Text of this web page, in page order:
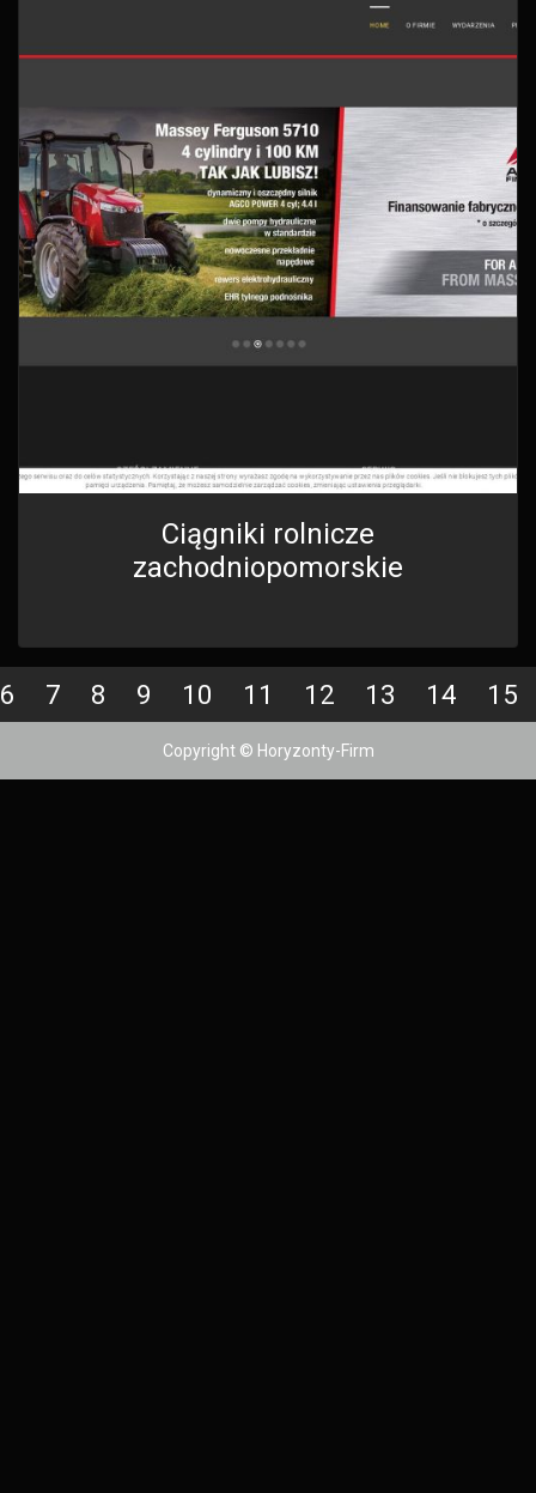
Ciągniki rolnicze
zachodniopomorskie
6 7 8 9 10 11 12 13 14 15
Copyright © Horyzonty-Firm